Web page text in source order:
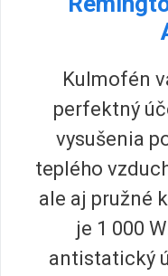
Kulmofén
perfektný
vysušenia
teplého
ale aj pružné
je 1 000
antistatický